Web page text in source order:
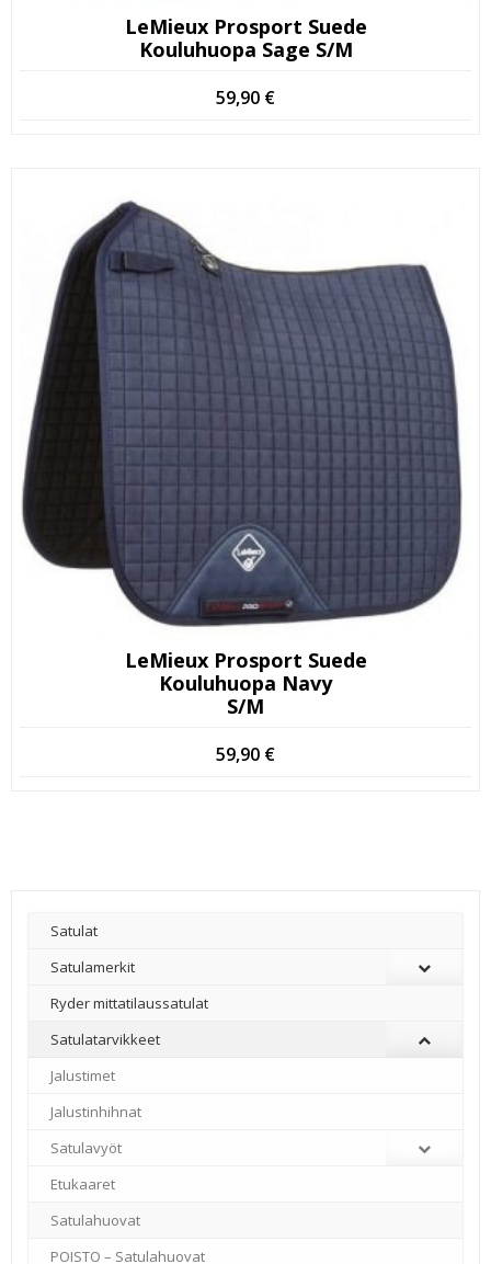
LeMieux Prosport Suede
Kouluhuopa Sage S/M
59,90 €
LeMieux Prosport Suede
Kouluhuopa Navy
S/M
59,90 €
Satulat
Satulamerkit
Ryder mittatilaussatulat
Satulatarvikkeet
–
Jalustimet
Jalustinhihnat
Satulavyöt
Etukaaret
Satulahuovat
POISTO – Satulahuovat